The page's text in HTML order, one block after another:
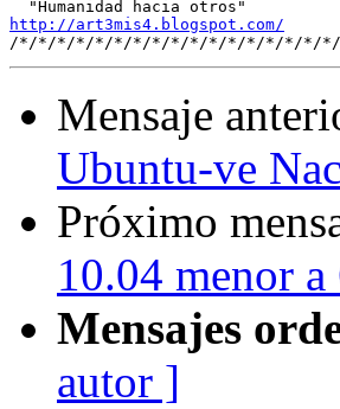
http://art3mis4.blogspot.com/
Mensaje
Ubuntu-ve
Próximo
10.04 menor
Mensajes
autor ]